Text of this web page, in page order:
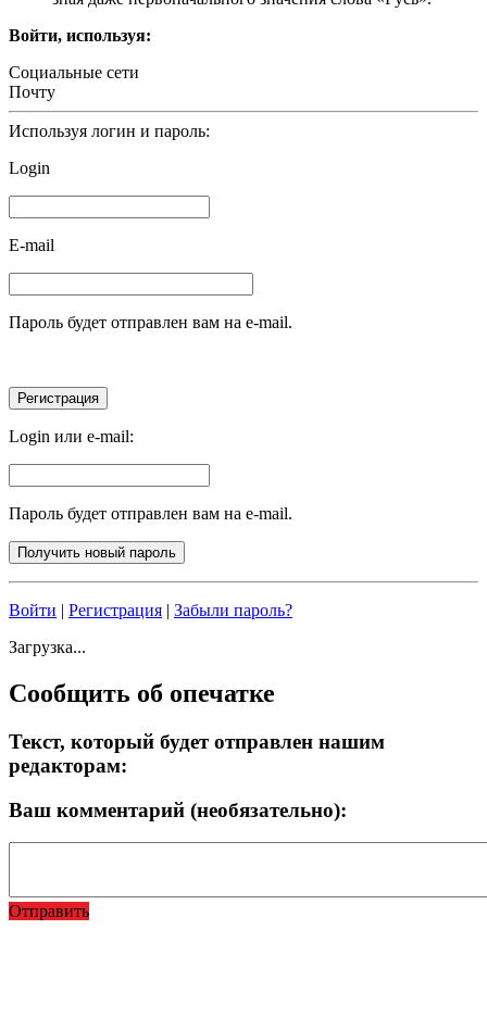
Войти, используя:
Социальные сети
Почту
Используя логин и пароль:
Login
E-mail
Пароль будет отправлен вам на e-mail.
Login или e-mail:
Пароль будет отправлен вам на e-mail.
Войти | Регистрация | Забыли пароль?
Загрузка...
Сообщить об опечатке
Текст, который будет отправлен нашим
редакторам:
Ваш комментарий (необязательно):
Отправить